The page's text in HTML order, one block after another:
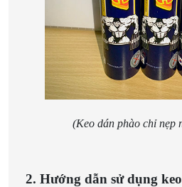
(Keo dán phào chỉ nẹp
2. Hướng dẫn sử dụng